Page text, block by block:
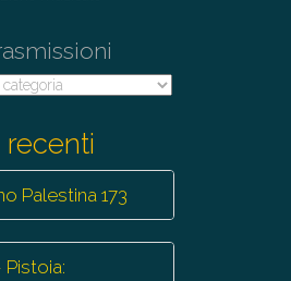
Palestina 173